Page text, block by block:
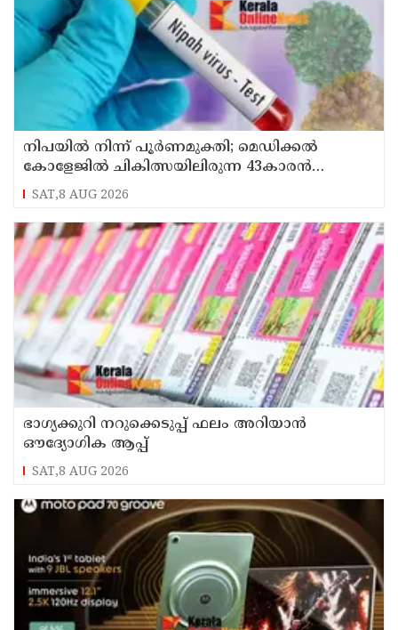
നിപയിൽ നിന്ന് പൂർണമുക്തി; മെഡിക്കൽ
കോളേജിൽ ചികിത്സയിലിരുന്ന 43കാരൻ
വീട്ടിലേക്ക് മടങ്ങി
SAT,8 AUG 2026
ഭാഗ്യക്കുറി നറുക്കെടുപ്പ് ഫലം അറിയാൻ
ഔദ്യോഗിക ആപ്പ്
SAT,8 AUG 2026